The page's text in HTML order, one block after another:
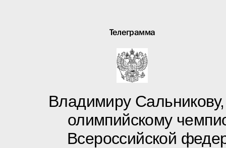
Телеграмма
Владимиру
олимпийскому
Всероссийской